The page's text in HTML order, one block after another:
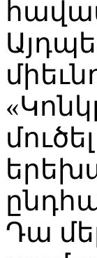
Դա